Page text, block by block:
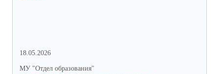
18.05.2026
МУ "Отдел образования"